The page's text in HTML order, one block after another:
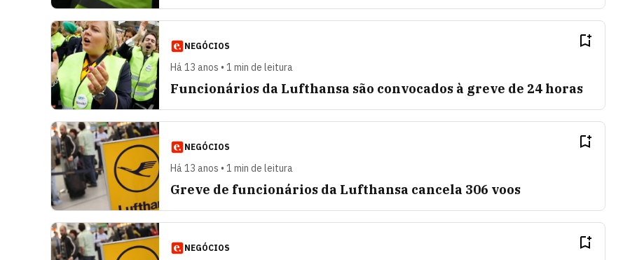
NEGÓCIOS
Há 13 anos • 1 min de leitura
Funcionários da Lufthansa são convocados à greve de 24 horas
NEGÓCIOS
Há 13 anos • 1 min de leitura
Greve de funcionários da Lufthansa cancela 306 voos
NEGÓCIOS